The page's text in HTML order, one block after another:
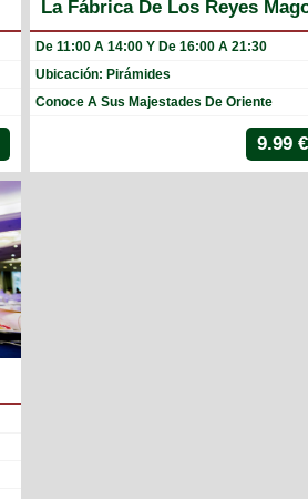
La Fábrica De Los Reyes
De 11:00 A 14:00 Y De 16:00 A 21:30
Ubicación: Pirámides
Conoce A Sus Majestades De Oriente
9.99